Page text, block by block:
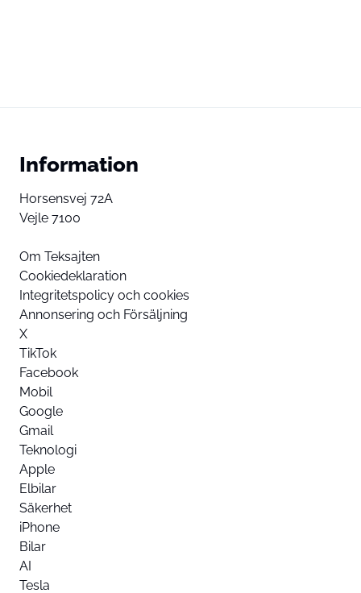
Information
Horsensvej 72A
Vejle 7100
Om Teksajten
Cookiedeklaration
Integritetspolicy och cookies
Annonsering och Försäljning
X
TikTok
Facebook
Mobil
Google
Gmail
Teknologi
Apple
Elbilar
Säkerhet
iPhone
Bilar
AI
Tesla